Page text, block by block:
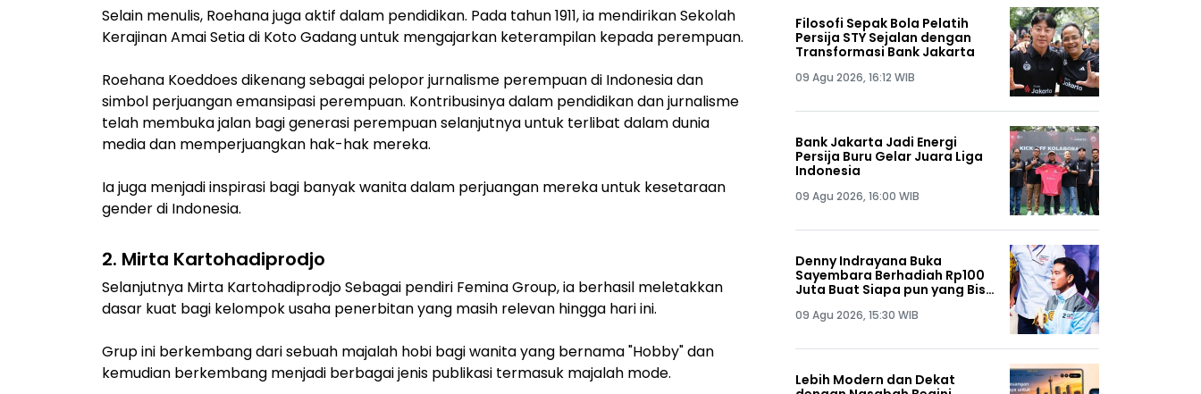
Selain menulis, Roehana juga aktif dalam pendidikan. Pada tahun 1911, ia mendirikan Sekolah
Kerajinan Amai Setia di Koto Gadang untuk mengajarkan keterampilan kepada perempuan.
Roehana Koeddoes dikenang sebagai pelopor jurnalisme perempuan di Indonesia dan
simbol perjuangan emansipasi perempuan. Kontribusinya dalam pendidikan dan jurnalisme
telah membuka jalan bagi generasi perempuan selanjutnya untuk terlibat dalam dunia
media dan memperjuangkan hak-hak mereka.
Ia juga menjadi inspirasi bagi banyak wanita dalam perjuangan mereka untuk kesetaraan
gender di Indonesia.
2. Mirta Kartohadiprodjo
Selanjutnya Mirta Kartohadiprodjo Sebagai pendiri Femina Group, ia berhasil meletakkan
dasar kuat bagi kelompok usaha penerbitan yang masih relevan hingga hari ini.
Grup ini berkembang dari sebuah majalah hobi bagi wanita yang bernama "Hobby" dan
kemudian berkembang menjadi berbagai jenis publikasi termasuk majalah mode.
Filosofi Sepak Bola Pelatih
Persija STY Sejalan dengan
Transformasi Bank Jakarta
09 Agu 2026, 16:12 WIB
Bank Jakarta Jadi Energi
Persija Buru Gelar Juara Liga
Indonesia
09 Agu 2026, 16:00 WIB
Denny Indrayana Buka
Sayembara Berhadiah Rp100
Juta Buat Siapa pun yang Bisa
Gibran
09 Agu 2026, 15:30 WIB
Lebih Modern dan Dekat